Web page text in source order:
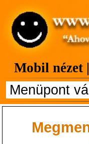
Mobil nézet |